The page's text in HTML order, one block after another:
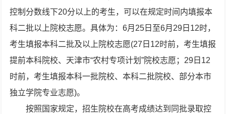
控制分数线下20分以上的考生，可以在规定时间内填报本
科二批以上院校志愿。具体为：6月25日至6月29日12时，
考生填报本科二批及以上院校志愿(27日12时前，考生填报
提前本科院校、天津市“农村专项计划”院校志愿；29日12
时前，考生填报本科一批院校、本科二批院校、部分本市
独立学院专业志愿)。
按照国家规定，招生院校在高考成绩达到同批录取控